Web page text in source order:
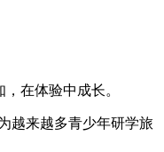
在体验中成长。
越来越多青少年研学旅